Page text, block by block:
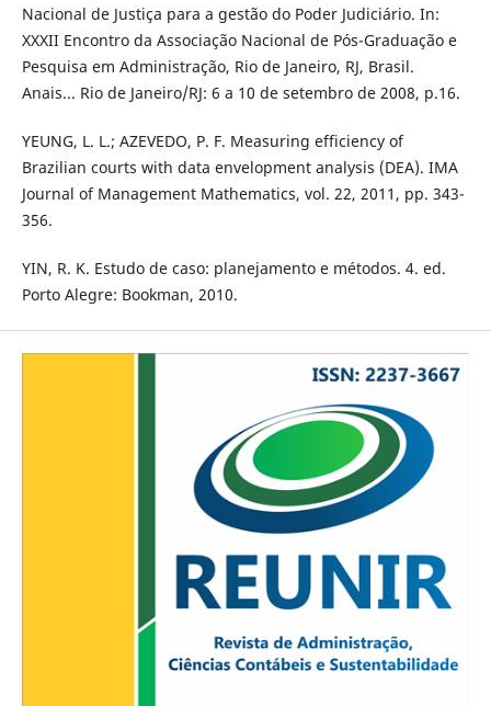
Nacional de Justiça para a gestão do Poder Judiciário. In:
XXXII Encontro da Associação Nacional de Pós-Graduação e
Pesquisa em Administração, Rio de Janeiro, RJ, Brasil.
Anais... Rio de Janeiro/RJ: 6 a 10 de setembro de 2008, p.16.
YEUNG, L. L.; AZEVEDO, P. F. Measuring efficiency of
Brazilian courts with data envelopment analysis (DEA). IMA
Journal of Management Mathematics, vol. 22, 2011, pp. 343-
356.
YIN, R. K. Estudo de caso: planejamento e métodos. 4. ed.
Porto Alegre: Bookman, 2010.